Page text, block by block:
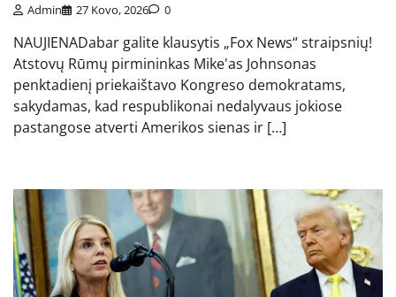
Admin 27 Kovo, 2026 0
NAUJIENADabar galite klausytis „Fox News“ straipsnių!
Atstovų Rūmų pirmininkas Mike'as Johnsonas
penktadienį priekaištavo Kongreso demokratams,
sakydamas, kad respublikonai nedalyvaus jokiose
pastangose ​​atverti Amerikos sienas ir […]